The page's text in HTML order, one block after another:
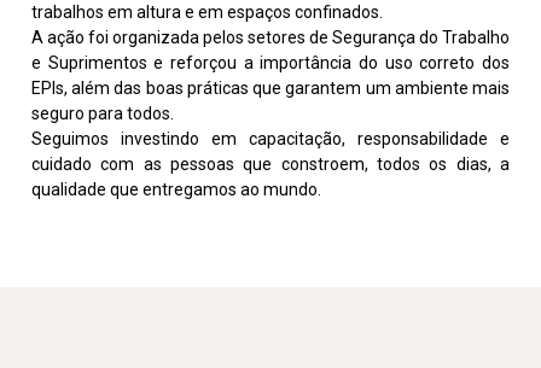
trabalhos em altura e em espaços confinados.
A ação foi organizada pelos setores de Segurança do Trabalho
e Suprimentos e reforçou a importância do uso correto dos
EPIs, além das boas práticas que garantem um ambiente mais
seguro para todos.
Seguimos investindo em capacitação, responsabilidade e
cuidado com as pessoas que constroem, todos os dias, a
qualidade que entregamos ao mundo.